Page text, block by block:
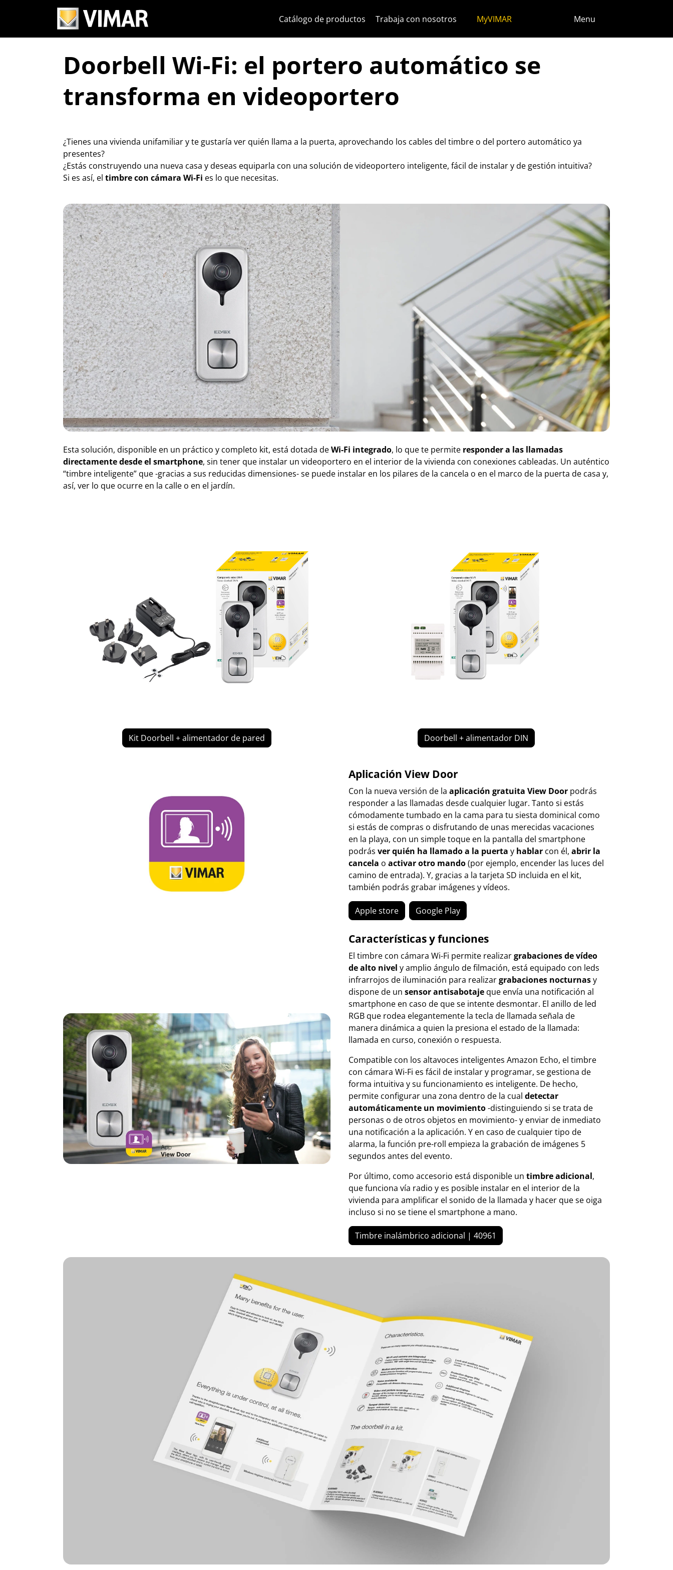
Catálogo de productos Trabaja con nosotros MyVIMAR Menu
Doorbell Wi-Fi: el portero automático se
transforma en videoportero
¿Tienes una vivienda unifamiliar y te gustaría ver quién llama a la puerta, aprovechando los cables del timbre o del portero automático ya
presentes?
¿Estás construyendo una nueva casa y deseas equiparla con una solución de videoportero inteligente, fácil de instalar y de gestión intuitiva?
Si es así, el timbre con cámara Wi-Fi es lo que necesitas.
Esta solución, disponible en un práctico y completo kit, está dotada deWi-Fi integrado, lo que te permite responder a las llamadas
directamente desde el smartphone, sin tener que instalar un videoportero en el interior de la vivienda con conexiones cableadas. Un auténtico
“timbre inteligente” que -gracias a sus reducidas dimensiones- se puede instalar en los pilares de la cancela o en el marco de la puerta de casa y,
así, ver lo que ocurre en la calle o en el jardín.
Kit Doorbell + alimentador de pared Doorbell + alimentador DIN
Aplicación View Door
Con la nueva versión de la aplicación gratuita View Door podrás
responder a las llamadas desde cualquier lugar. Tanto si estás
cómodamente tumbado en la cama para tu siesta dominical como
si estás de compras o disfrutando de unas merecidas vacaciones
en la playa, con un simple toque en la pantalla del smartphone
podrás ver quién ha llamado a la puerta y hablar con él, abrir la
cancela o activar otro mando(por ejemplo, encender las luces del
camino de entrada). Y, gracias a la tarjeta SD incluida en el kit,
también podrás grabar imágenes y vídeos.
Apple store Google Play
Características y funciones
El timbre con cámara Wi-Fi permite realizargrabaciones de vídeo
de alto nivel y amplio ángulo de filmación, está equipado con leds
infrarrojos de iluminación para realizargrabaciones nocturnasy
dispone de un sensor antisabotaje que envía una notificación al
smartphone en caso de que se intente desmontar. El anillo de led
RGB que rodea elegantemente la tecla de llamada señala de
manera dinámica a quien la presiona el estado de la llamada:
llamada en curso, conexión o respuesta.
Compatible con los altavoces inteligentes Amazon Echo, el timbre
con cámara Wi-Fi es fácil de instalar y programar, se gestiona de
forma intuitiva y su funcionamiento es inteligente. De hecho,
permite configurar una zona dentro de la cual detectar
automáticamente un movimiento-distinguiendo si se trata de
personas o de otros objetos en movimiento- y enviar de inmediato
una notificación a la aplicación. Y en caso de cualquier tipo de
alarma, la función pre-roll empieza la grabación de imágenes 5
segundos antes del evento.
Por último, como accesorio está disponible un timbre adicional,
que funciona vía radio y es posible instalar en el interior de la
vivienda para amplificar el sonido de la llamada y hacer que se oiga
incluso si no se tiene el smartphone a mano.
Timbre inalámbrico adicional | 40961